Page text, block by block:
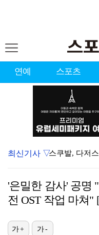
연예 스포츠
[ST포토] 홍진
[ST포토] 박
최신기사 ▽
'은밀한 감사' 공명
전 OST 작업 마쳐"
가+ 가-